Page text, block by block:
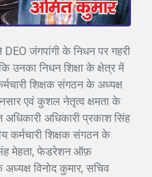
जंगपांगी के निधन पर गहरी
उनका निधन शिक्षा के क्षेत्र में
शिक्षक संगठन के अध्यक्ष
एवं कुशल नेतृत्व क्षमता के
अधिकारी अधिकारी प्रकाश सिंह
कर्मचारी शिक्षक संगठन के
मेहता, फेडरेशन ऑफ़
विनोद कुमार, सचिव